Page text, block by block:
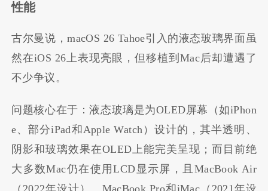
性能
古尔曼说，macOS 26 Tahoe引入的液态玻璃界面虽
然在iOS 26上表现亮眼，但移植到Mac后却遭遇了
不少争议。
问题核心在于：液态玻璃是为OLED屏幕（如iPhon
e、部分iPad和Apple Watch）设计的，其半透明、
阴影和玻璃效果在OLED上能完美呈现；而目前绝
大多数Mac仍在使用LCD显示屏，且MacBook Air